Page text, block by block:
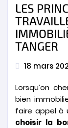
LES
TANGER
18 mars
Lorsqu’on
bien
faire appel à
choisir la